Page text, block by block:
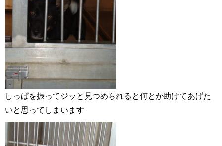
しっぱを振ってジッと見つめられると何とか助けてあげた
いと思ってしまいます